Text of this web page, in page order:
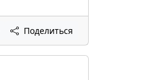
Поделиться